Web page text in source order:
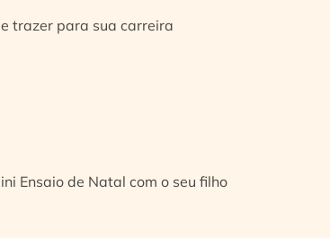
trazer para sua carreira
Ensaio de Natal com o seu filho